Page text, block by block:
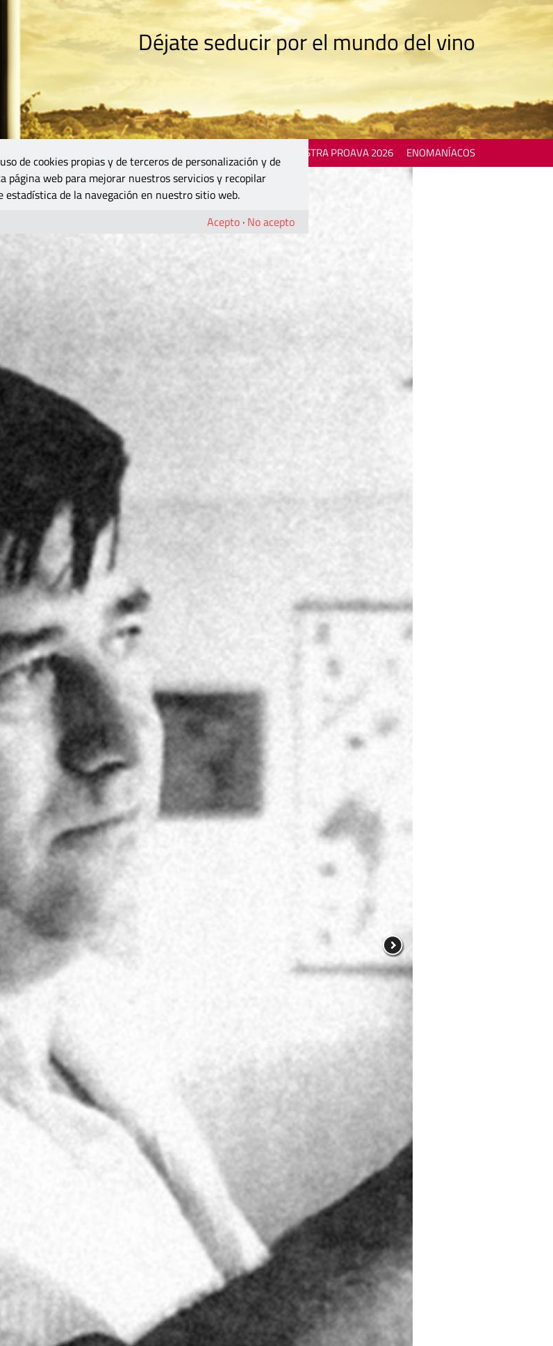
Déjate seducir por el mundo del vino
MOSTRA PROAVA 2026 ENOMANÍACOS
de cookies propias y de terceros de personalización y de
página web para mejorar nuestros servicios y recopilar
de la navegación en nuestro sitio web.
Acepto · No acepto